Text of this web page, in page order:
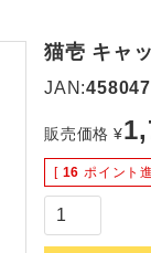
猫壱 キャ
JAN:
販売価格 ¥
[ 16 ポイント